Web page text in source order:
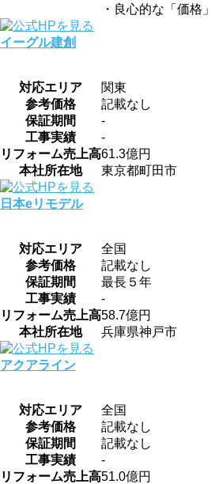
・良心的な「価格」
イーグル建創
対応エリア
関東
参考価格
記載なし
保証期間
-
工事実績
-
リフォーム売上高61.3億円
本社所在地
東京都町田市
日本eリモデル
対応エリア
全国
参考価格
記載なし
保証期間
最長５年
工事実績
-
リフォーム売上高58.7億円
本社所在地
兵庫県神戸市
アクアライン
対応エリア
全国
参考価格
記載なし
保証期間
記載なし
工事実績
-
リフォーム売上高51.0億円